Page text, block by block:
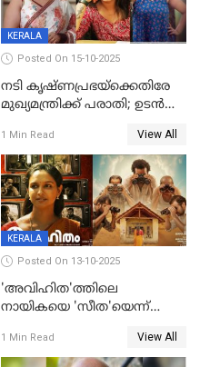
KERALA
Posted On 15-10-2025
നടി കൃഷ്ണപ്രഭയ്‌ക്കെതിരേ
മുഖ്യമന്ത്രിക്ക് പരാതി; ഉടൻ
പരാതിയിൽ
1 Min Read View All
KERALA
Posted On 13-10-2025
'അവിഹിത'ത്തിലെ
നായികയെ 'സീത'യെന്ന്
ബോർഡ്
1 Min Read View All